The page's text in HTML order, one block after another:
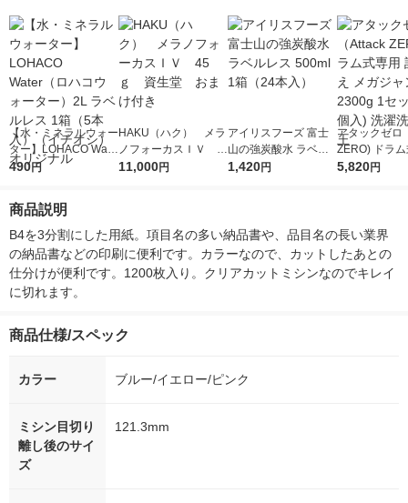
【水・ミネラルウォー
ター】LOHACO Wate
r（ロハコウォータ
シ） オリジナル
490円
HAKU（ハク） メラ
ノフォーカスＩＶ 4
5ｇ 資生堂 おまけ
11,000円
アイリスフーズ 富士
山の強炭酸水 ラベル
レス 500ml 1箱（24
1,420円
アタックゼロ
ZERO) ドラ
詰め替え メガ
5,820円
商品説明
B4を3分割にした用紙。項目名の多い納品書や、品目名の長い業界
の納品書などの印刷に便利です。カラーなので、カットしたあとの
仕分けが便利です。1200枚入り。クリアカットミシンなのでキレイ
に切れます。
商品仕様/スペック
カラー ブルー/イエロー/ピンク
ミシン目切り
離し後のサイ
ズ
121.3mm